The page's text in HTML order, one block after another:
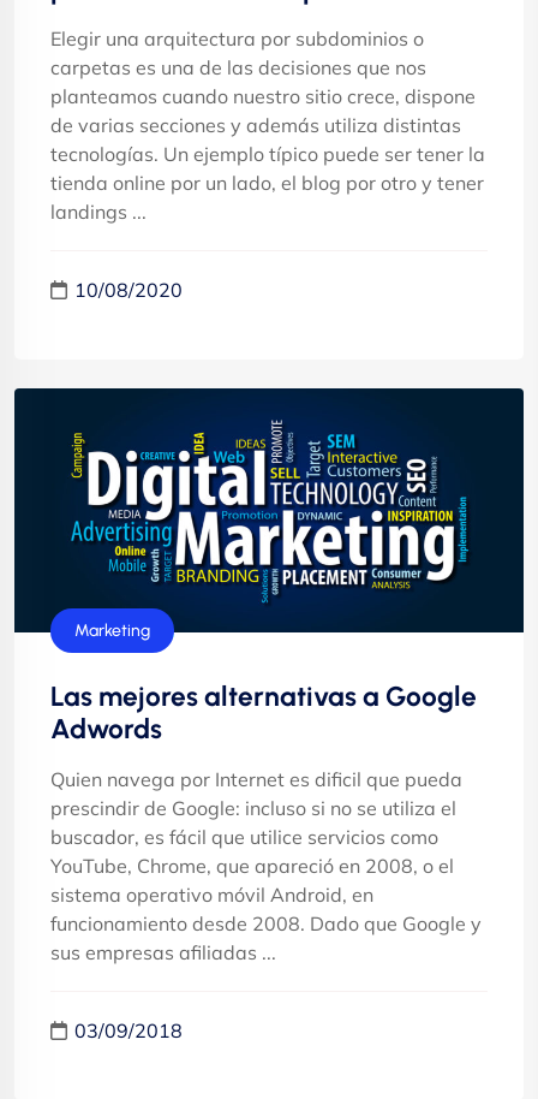
Elegir una arquitectura por subdominios o
carpetas es una de las decisiones que nos
planteamos cuando nuestro sitio crece, dispone
de varias secciones y además utiliza distintas
tecnologías. Un ejemplo típico puede ser tener la
tienda online por un lado, el blog por otro y tener
landings ...
10/08/2020
Marketing
Las mejores alternativas a Google
Adwords
Quien navega por Internet es dificil que pueda
prescindir de Google: incluso si no se utiliza el
buscador, es fácil que utilice servicios como
YouTube, Chrome, que apareció en 2008, o el
sistema operativo móvil Android, en
funcionamiento desde 2008. Dado que Google y
sus empresas afiliadas ...
03/09/2018